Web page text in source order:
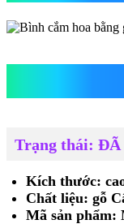
Trạng thái: ĐÃ
Kích thước:
Chất liệu: gỗ
Mã sản phẩm: